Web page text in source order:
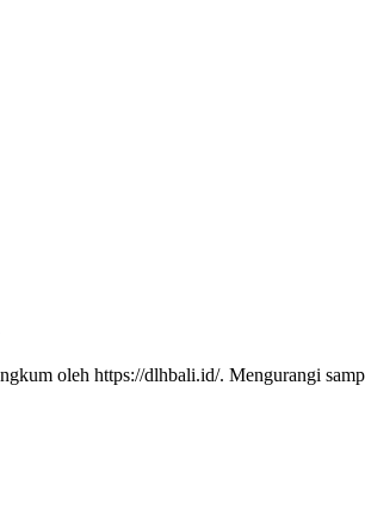
oleh https://dlhbali.id/. Mengurangi